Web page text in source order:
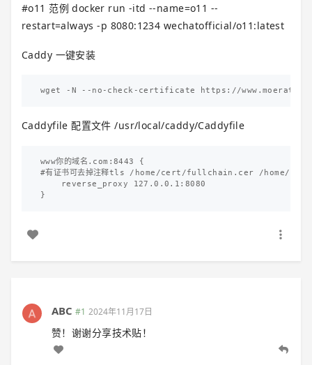
#o11 范例 docker run -itd --name=o11 --
restart=always -p 8080:1234 wechatofficial/o11:latest
Caddy 一键安装
Caddyfile 配置文件 /usr/local/caddy/Caddyfile
www你的域名.com:8443 {
#有证书可去掉注释tls /home/cert/fullchain.cer /home/
    reverse_proxy 127.0.0.1:8080
ABC #1 2024年11月17日
赞！谢谢分享技术贴！